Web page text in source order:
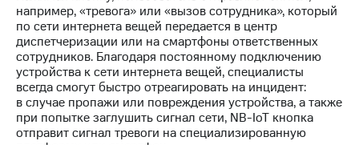
и акционерам
Корпоративное
управление
Корпоративный
секретарь
Раскрытие
информации
например, «тревога» или «вызов сотрудника», который
по сети интернета вещей передается в центр
диспетчеризации или на смартфоны ответственных
сотрудников. Благодаря постоянному подключению
устройства к сети интернета вещей, специалисты
всегда смогут быстро отреагировать на инцидент:
в случае пропажи или повреждения устройства, а также
при попытке заглушить сигнал сети, NB-IoT кнопка
отправит сигнал тревоги на специализированную